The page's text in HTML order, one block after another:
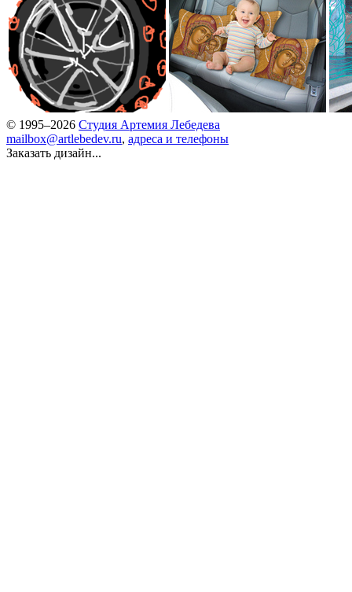
© 1995–2026 Студия Артемия Лебедева
mailbox@artlebedev.ru, адреса и телефоны
Заказать дизайн...